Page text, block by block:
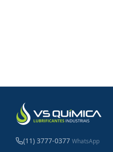
(11) 3777-0377 WhatsApp